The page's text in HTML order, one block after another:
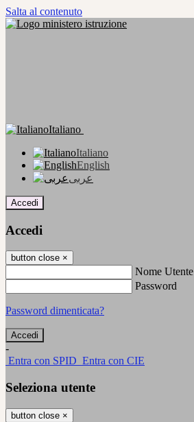
Salta al contenuto
Italiano
Italiano
English
عربى
Accedi
Accedi
button close ×
Nome Utente
Password
Password dimenticata?
-
Entra con SPID Entra con CIE
Seleziona utente
button close ×